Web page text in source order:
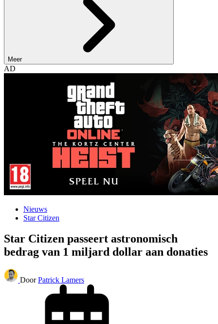
Meer
AD
Nieuws
Star Citizen
Star Citizen passeert astronomisch
bedrag van 1 miljard dollar aan donaties
Door Patrick Lamers